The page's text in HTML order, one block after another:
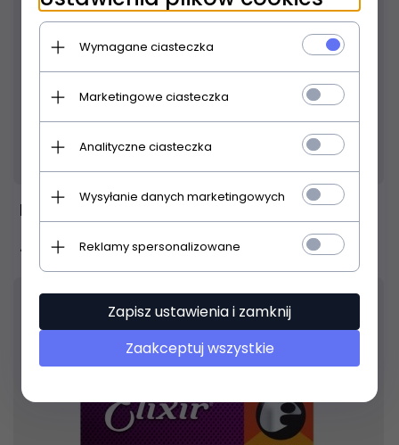
Produkt dostępny!
Elixir NanoWeb Bronze Light-Medium 12-56
77, 00 PLN
Wymagane ciasteczka
Marketingowe ciasteczka
Analityczne ciasteczka
Wysyłanie danych marketingowych
Reklamy spersonalizowane
Zapisz ustawienia i zamknij
Zaakceptuj wszystkie